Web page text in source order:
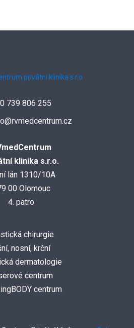
739 806 255
klinika s.r.o.
lán 1310/10A
00 Olomouc
4. patro
chirurgie
nosní, krční
dermatologie
centrum
centrum